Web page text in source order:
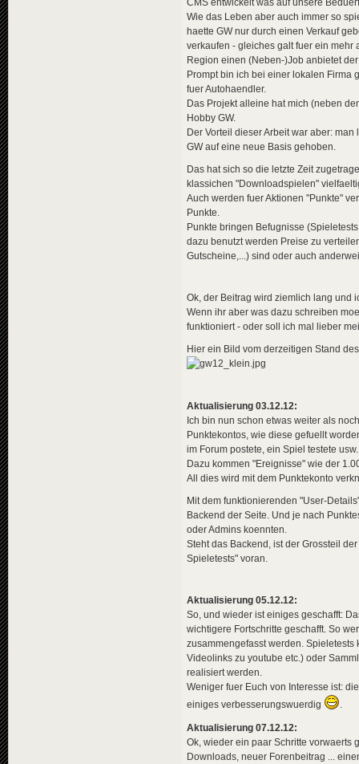
Wie das Leben aber auch immer so
haette GW nur durch einen Verkauf
verkaufen - gleiches galt fuer ein mehr
Region einen (Neben-)Job anbietet
Prompt bin ich bei einer lokalen Firma
fuer Autohaendler.
Das Projekt alleine hat mich (neben
Hobby GW.
Der Vorteil dieser Arbeit war aber:
GW auf eine neue Basis gehoben.
Das hat sich so die letzte Zeit
klassichen "Downloadspielen"
Auch werden fuer Aktionen "Punkte"
Punkte.
Punkte bringen Befugnisse
dazu benutzt werden Preise zu
Gutscheine,...) sind oder auch
Ok, der Beitrag wird ziemlich lang und
Wenn ihr aber was dazu schreiben
funktioniert - oder soll ich mal lieber
Hier ein Bild vom derzeitigen Stand
Aktualisierung 03.12.12:
Ich bin nun schon etwas weiter als
Punktekontos, wie diese gefuellt
im Forum postete, ein Spiel testete usw.
Dazu kommen "Ereignisse" wie der
All dies wird mit dem Punktekonto
Mit dem funktionierenden "User-
Backend der Seite. Und je nach
oder Admins koennten.
Steht das Backend, ist der Grossteil
Spieletests" voran.
Aktualisierung 05.12.12:
So, und wieder ist einiges geschafft:
wichtigere Fortschritte geschafft. So
zusammengefasst werden.
Videolinks zu youtube etc.) oder
realisiert werden.
Weniger fuer Euch von Interesse ist:
einiges verbesserungswuerdig
.
Aktualisierung 07.12.12:
Ok, wieder ein paar Schritte vorwaerts
Downloads, neuer Forenbeitrag ...